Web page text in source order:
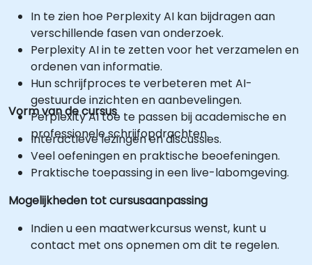
In te zien hoe Perplexity AI kan bijdragen aan
verschillende fasen van onderzoek.
Perplexity AI in te zetten voor het verzamelen en
ordenen van informatie.
Hun schrijfproces te verbeteren met AI-
gestuurde inzichten en aanbevelingen.
Perplexity AI toe te passen bij academische en
professionele schrijfopdrachten.
Vorm van de cursus
Interactieve lezingen en discussies.
Veel oefeningen en praktische beoefeningen.
Praktische toepassing in een live-labomgeving.
Mogelijkheden tot cursusaanpassing
Indien u een maatwerkcursus wenst, kunt u
contact met ons opnemen om dit te regelen.